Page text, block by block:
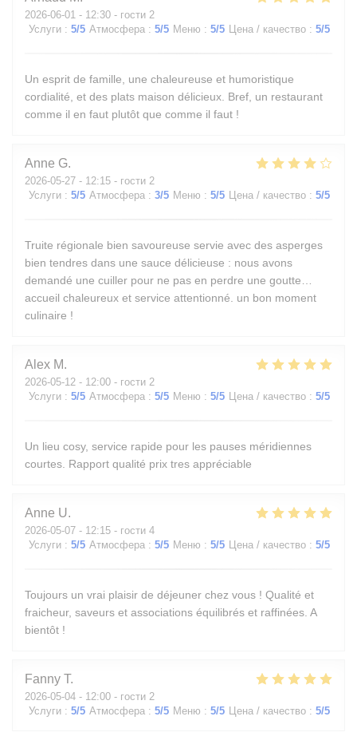
2026-06-01 - 12:30 - гости 2
Услуги : 5/5 Атмосфера : 5/5 Меню : 5/5 Цена / качество : 5/5
Un esprit de famille, une chaleureuse et humoristique
cordialité, et des plats maison délicieux. Bref, un restaurant
comme il en faut plutôt que comme il faut !
Anne G
2026-05-27 - 12:15 - гости 2
Услуги : 5/5 Атмосфера : 3/5 Меню : 5/5 Цена / качество : 5/5
Truite régionale bien savoureuse servie avec des asperges
bien tendres dans une sauce délicieuse : nous avons
demandé une cuiller pour ne pas en perdre une goutte…
accueil chaleureux et service attentionné. un bon moment
culinaire !
Alex M
2026-05-12 - 12:00 - гости 2
Услуги : 5/5 Атмосфера : 5/5 Меню : 5/5 Цена / качество : 5/5
Un lieu cosy, service rapide pour les pauses méridiennes
courtes. Rapport qualité prix tres appréciable
Anne U
2026-05-07 - 12:15 - гости 4
Услуги : 5/5 Атмосфера : 5/5 Меню : 5/5 Цена / качество : 5/5
Toujours un vrai plaisir de déjeuner chez vous ! Qualité et
fraicheur, saveurs et associations équilibrés et raffinées. A
bientôt !
Fanny T
2026-05-04 - 12:00 - гости 2
Услуги : 5/5 Атмосфера : 5/5 Меню : 5/5 Цена / качество : 5/5